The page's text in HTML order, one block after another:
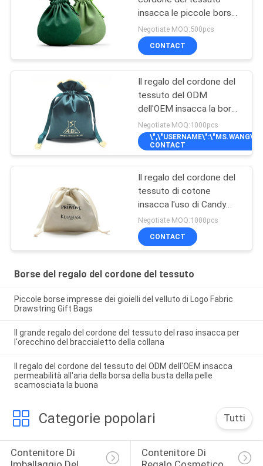
insacca le piccole borse
rotonde dei gioielli del
velluto
Negotiate MOQ:500pcs
CONTACT
Il regalo del cordone del
tessuto del ODM
dell'OEM insacca la borsa
di cordone di seta di
100%
Negotiate MOQ:1000pcs
CONTACT
Il regalo del cordone del
tessuto di cotone
insacca l'uso di Candy
che sventa timbrando la
superficie
Negotiate MOQ:1000pcs
CONTACT
Borse del regalo del cordone del tessuto
Piccole borse impresse dei gioielli del velluto di Logo Fabric
Drawstring Gift Bags
Il grande regalo del cordone del tessuto del raso insacca per
l'orecchino del braccialetto della collana
Il regalo del cordone del tessuto del ODM dell'OEM insacca
permeabilità all'aria della borsa della busta della pelle
scamosciata la buona
Categorie popolari Tutti
Contenitore Di
Contenitore Di